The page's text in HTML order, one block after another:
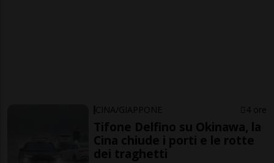
CINA/GIAPPONE 4 ore
Tifone Delfino su Okinawa, la
Cina chiude i porti e le rotte
dei traghetti